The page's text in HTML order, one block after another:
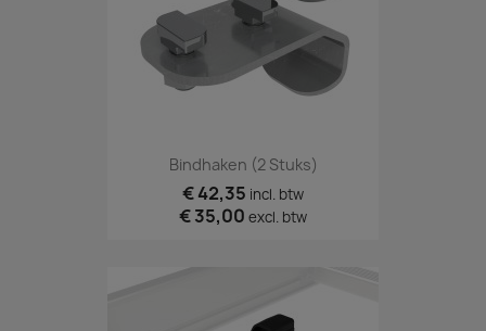
Bindhaken (2 Stuks)
€ 42,35 incl. btw
€ 35,00 excl. btw